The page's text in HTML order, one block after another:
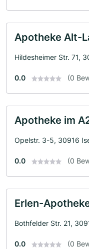
Apotheke Alt-
Hildesheimer Str. 71,
0.0 (0
Apotheke im
Opelstr. 3-5, 30916
0.0 (0
Erlen-
Bothfelder Str. 21,
0.0 (0